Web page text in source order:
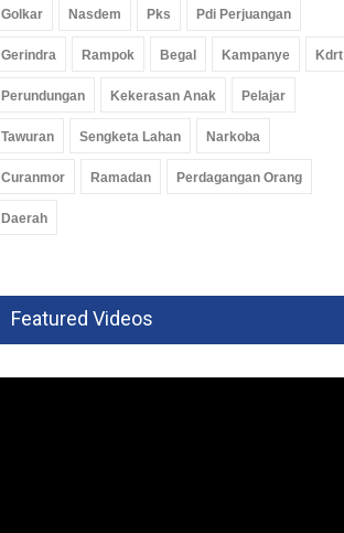
Golkar Nasdem Pks Pdi Perjuangan
Gerindra Rampok Begal Kampanye Kdrt
Perundungan Kekerasan Anak Pelajar
Tawuran Sengketa Lahan Narkoba
Curanmor Ramadan Perdagangan Orang
Daerah
Featured Videos